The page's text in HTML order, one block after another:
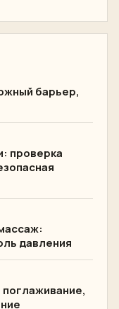
барьер,
проверка
давления